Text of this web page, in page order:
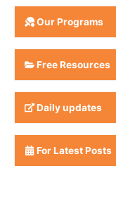
Our Programs
Free Resources
Daily updates
For Latest Posts